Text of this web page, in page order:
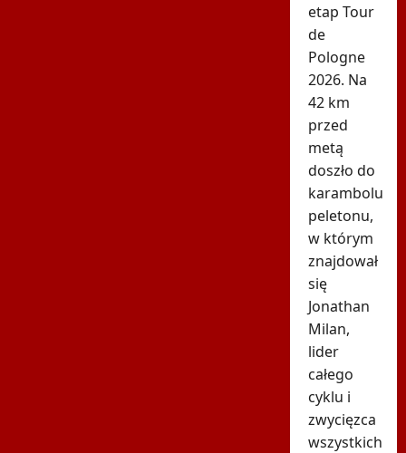
etap Tour
de
Pologne
2026. Na
42 km
przed
metą
doszło do
karambolu
peletonu,
w którym
znajdował
się
Jonathan
Milan,
lider
całego
cyklu i
zwycięzca
wszystkich